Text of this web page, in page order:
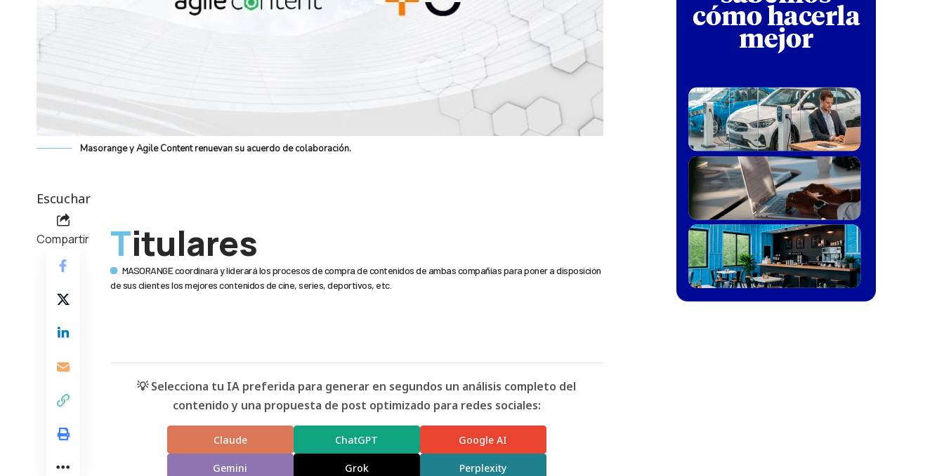
Masorange y Agile Content renuevan su acuerdo de colaboración.
Escuchar
Compartir Titulares
MASORANGE coordinará y liderará los procesos de compra de contenidos de ambas compañías para poner a disposición
de sus clientes los mejores contenidos de cine, series, deportivos, etc.
💡 Selecciona tu IA preferida para generar en segundos un análisis completo del
contenido y una propuesta de post optimizado para redes sociales:
Claude ChatGPT Google AI
Gemini Grok Perplexity